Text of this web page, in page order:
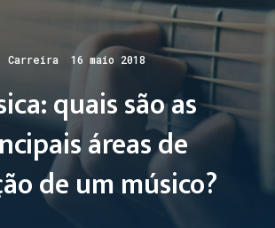
Carreira 16 maio 2018
quais são as
áreas de
de um músico?